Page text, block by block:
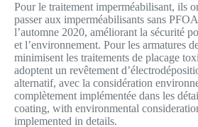
Pour le traitement imperméabilisant, ils
passer aux imperméabilisants sans
l’automne 2020, améliorant la sécurité
et l’environnement. Pour les armatures
minimisent les traitements de placage
adoptent un revêtement
alternatif, avec la considération
complètement implémentée dans les
coating, with environmental
implemented in details.